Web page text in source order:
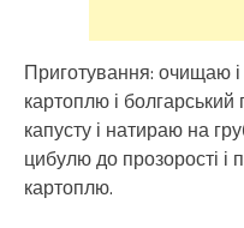
Приготування: очищаю
картоплю і
капусту і натираю на
цибулю до прозорості і
картоплю.